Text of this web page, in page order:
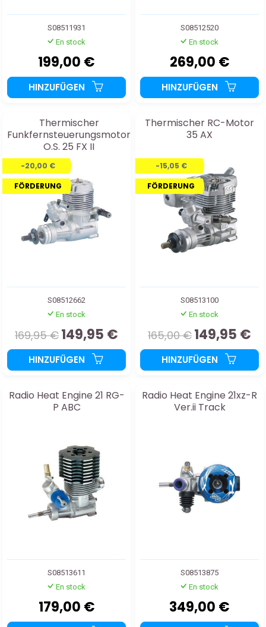
S08511931
En stock
199,00 €
HINZUFÜGEN
S08512520
En stock
269,00 €
HINZUFÜGEN
Thermischer
Funkfernsteuerungsmotor
O.S. 25 FX II
-20,00 €
FÖRDERUNG
S08512662
En stock
169,95 € 149,95 €
HINZUFÜGEN
Thermischer RC-Motor
35 AX
-15,05 €
FÖRDERUNG
S08513100
En stock
165,00 € 149,95 €
HINZUFÜGEN
Radio Heat Engine 21 RG-
P ABC
S08513611
En stock
179,00 €
Radio Heat Engine 21xz-R
Ver.ii Track
S08513875
En stock
349,00 €